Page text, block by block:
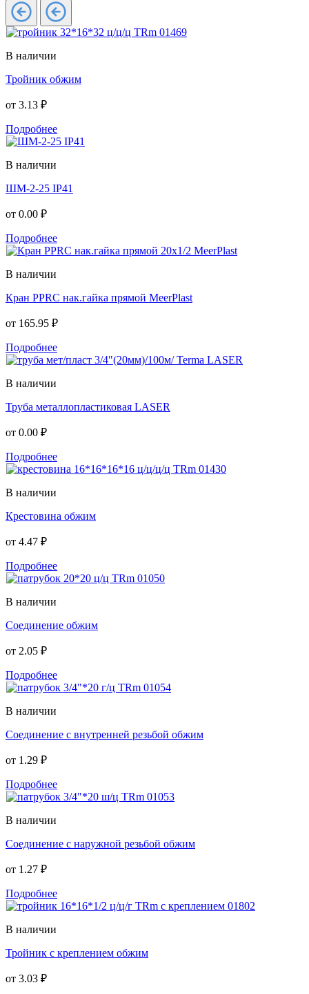
В наличии
Тройник обжим
от 3.13 ₽
Подробнее
В наличии
ШМ-2-25 IP41
от 0.00 ₽
Подробнее
В наличии
Кран PPRC нак.гайка прямой MeerPlast
от 165.95 ₽
Подробнее
В наличии
Труба металлопластиковая LASER
от 0.00 ₽
Подробнее
В наличии
Крестовина обжим
от 4.47 ₽
Подробнее
В наличии
Соединение обжим
от 2.05 ₽
Подробнее
В наличии
Соединение с внутренней резьбой обжим
от 1.29 ₽
Подробнее
В наличии
Соединение с наружной резьбой обжим
от 1.27 ₽
Подробнее
В наличии
Тройник с креплением обжим
от 3.03 ₽